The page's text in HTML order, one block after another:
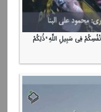
فِی سَبِیلِ اللَّهِ ۚ ذَٰلِكُمْ